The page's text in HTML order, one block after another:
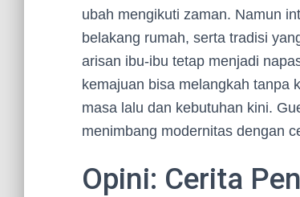
ubah mengikuti zaman. Namun
belakang rumah, serta tradisi
arisan ibu-ibu tetap menjadi
kemajuan bisa melangkah tanpa
masa lalu dan kebutuhan kini.
menimbang modernitas dengan
Opini: Cerita